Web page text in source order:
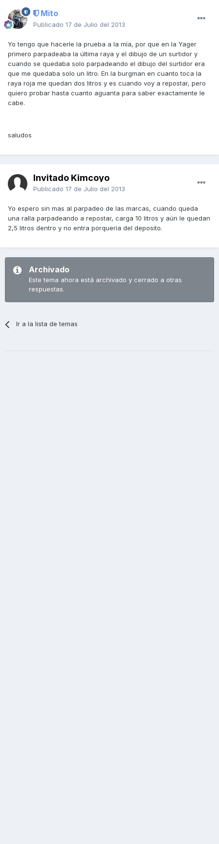
Mito
Publicado 17 de Julio del 2013
Yo tengo que hacerle la prueba a la mía, por que en la Yager
primero parpadeaba la última raya y el dibujo de un surtidor y
cuando se quedaba solo parpadeando el dibujo del surtidor era
que me quedaba solo un litro. En la burgman en cuanto toca la
raya roja me quedan dos litros y es cuando voy a repostar, pero
quiero probar hasta cuanto aguanta para saber exactamente le
cabe.
saludos
Invitado Kimcoyo
Publicado 17 de Julio del 2013
Yo espero sin mas al parpadeo de las marcas, cuando queda
una ralla parpadeando a repostar, carga 10 litros y aún le quedan
2,5 litros dentro y no entra porqueria del deposito.
Archivado
Este tema ahora está archivado y cerrado a otras
respuestas.
Ir a la lista de temas